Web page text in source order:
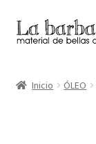
Ir
a
navegación
Ir
al
Inicio ÓLEO